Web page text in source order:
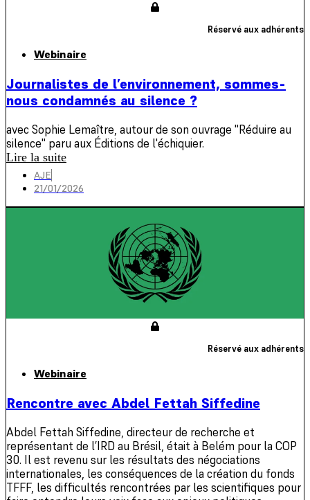
Réservé aux adhérents
Webinaire
Journalistes de l’environnement, sommes-
nous condamnés au silence ?
avec Sophie Lemaître, autour de son ouvrage "Réduire au
silence" paru aux Éditions de l'échiquier.
Lire la suite
AJE
21/01/2026
Réservé aux adhérents
Webinaire
Rencontre avec Abdel Fettah Siffedine
Abdel Fettah Siffedine, directeur de recherche et
représentant de l’IRD au Brésil, était à Belém pour la COP
30. Il est revenu sur les résultats des négociations
internationales, les conséquences de la création du fonds
TFFF, les difficultés rencontrées par les scientifiques pour